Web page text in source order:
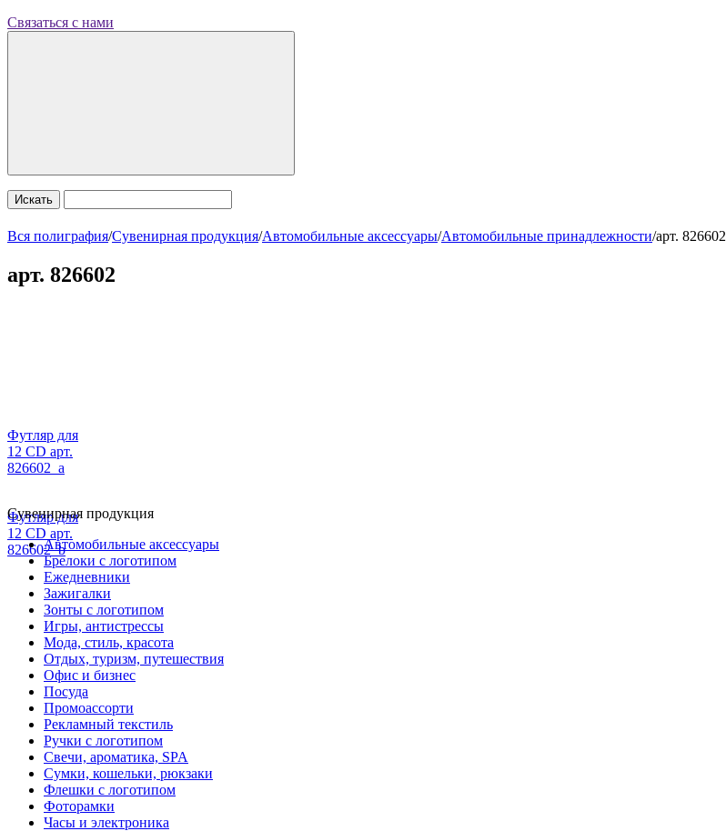
Связаться с нами
Искать
Вся полиграфия/Сувенирная продукция/Автомобильные аксессуары/Автомобильные принадлежности/арт. 826602
арт. 826602
Футляр для
12 CD арт.
826602_a
Футляр для
12 CD арт.
826602_b
Сувенирная продукция
Автомобильные аксессуары
Брелоки с логотипом
Ежедневники
Зажигалки
Зонты с логотипом
Игры, антистрессы
Мода, стиль, красота
Отдых, туризм, путешествия
Офис и бизнес
Посуда
Промоассорти
Рекламный текстиль
Ручки с логотипом
Свечи, ароматика, SPA
Сумки, кошельки, рюкзаки
Флешки с логотипом
Фоторамки
Часы и электроника